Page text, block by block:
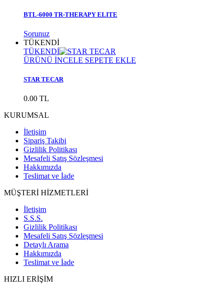
BTL-6000 TR-THERAPY ELITE
Sorunuz
TÜKENDİ
TÜKENDİ
ÜRÜNÜ İNCELE SEPETE EKLE
STAR TECAR
0.00 TL
KURUMSAL
İletişim
Sipariş Takibi
Gizlilik Politikası
Mesafeli Satış Sözleşmesi
Hakkımızda
Teslimat ve İade
MÜŞTERİ HİZMETLERİ
İletişim
S.S.S.
Gizlilik Politikası
Mesafeli Satış Sözleşmesi
Detaylı Arama
Hakkımızda
Teslimat ve İade
HIZLI ERİŞİM